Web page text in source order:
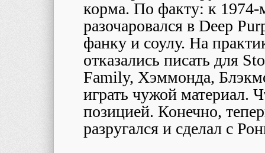
корма. По факту: к 1974-
разочаровался в Deep
фанку и соулу. На
отказались писать для
Family, Хэммонда,
играть чужой материал.
позицией. Конечно,
разругался и сделал с